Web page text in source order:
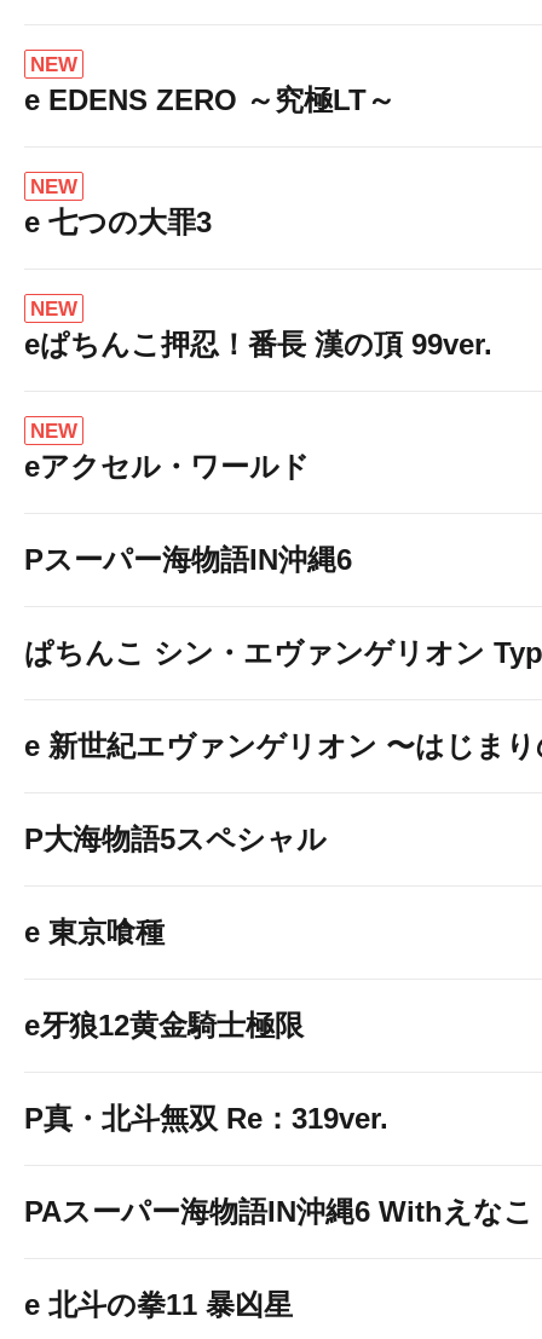
NEW
e EDENS ZERO ～究極LT～
NEW
e 七つの大罪3
NEW
eぱちんこ押忍！番長 漢の頂 99ver.
NEW
eアクセル・ワールド
Pスーパー海物語IN沖縄6
ぱちんこ シン・エヴァンゲリオン
e 新世紀エヴァンゲリオン 〜はじま
P大海物語5スペシャル
e 東京喰種
e牙狼12黄金騎士極限
P真・北斗無双 Re：319ver.
PAスーパー海物語IN沖縄6 Withえなこ
e 北斗の拳11 暴凶星